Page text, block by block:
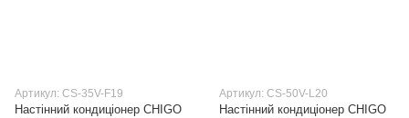
Артикул: CS-35V-F19
Настінний кондиціонер CHIGO
Артикул: CS-50V-L20
Настінний кондиціонер CHIGO